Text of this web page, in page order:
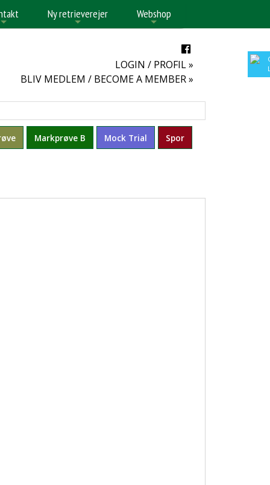
Ny retrieverejer Webshop
LOGIN / PROFIL »
BLIV MEDLEM / BECOME A MEMBER »
Markprøve B Mock Trial Spor